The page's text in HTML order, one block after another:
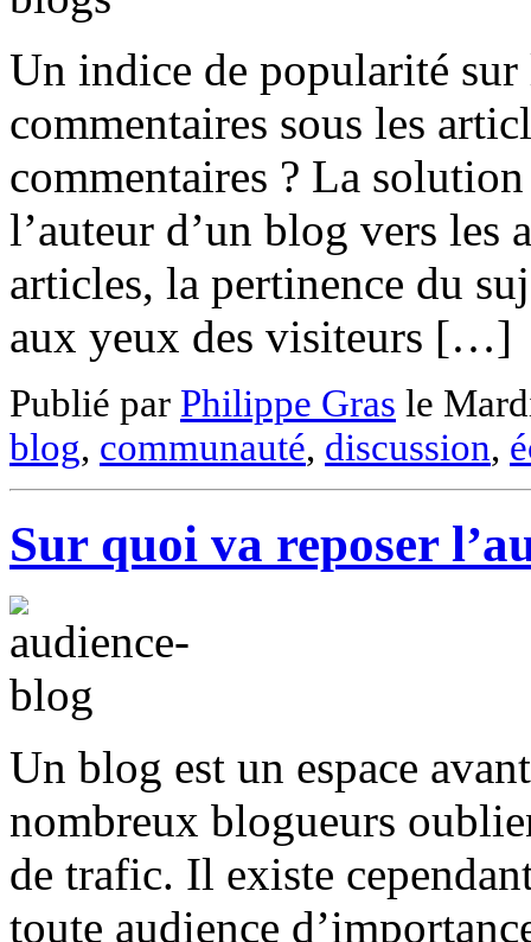
Un indice de popularité
commentaires sous les
commentaires ? La
l’auteur d’un blog vers les
articles, la pertinence du
aux yeux des visiteurs […]
Publié par Philippe Gras le
blog, communauté, discussion,
Sur quoi va reposer
Un blog est un espace
nombreux blogueurs
de trafic. Il existe
toute audience